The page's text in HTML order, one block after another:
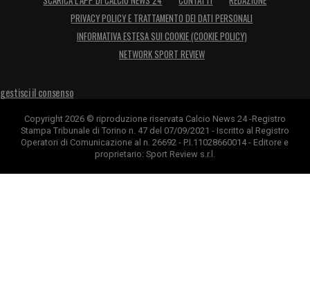
PRIVACY POLICY E TRATTAMENTO DEI DATI PERSONALI
INFORMATIVA ESTESA SUI COOKIE (COOKIE POLICY)
NETWORK SPORT REVIEW
gestisci il consenso
Copyright 2026 © riproduzione riservata Calcio News 24 -Registro
Stampa Tribunale di Torino n. 47 del 07/09/2021 - Iscritto al Registro
Operatori di Comunicazione al n. 26692 - P.I.11028660014 - Editore e
proprietario: Sport Review s.r.l.